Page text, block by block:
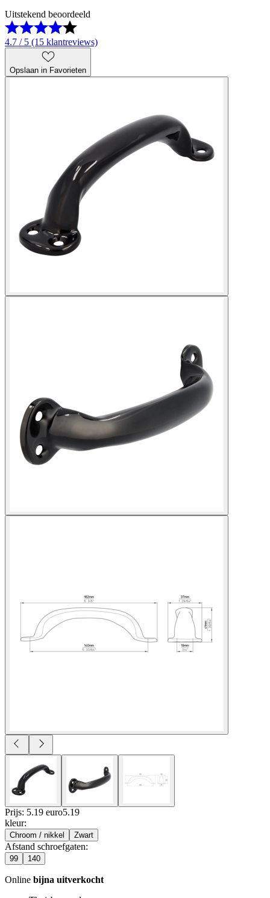
Uitstekend beoordeeld
4.7 / 5 (15 klantreviews)
Opslaan in Favorieten
Prijs: 5.19 euro5.19
kleur:
Chroom / nikkel Zwart
Afstand schroefgaten:
99 140
Online bijna uitverkocht